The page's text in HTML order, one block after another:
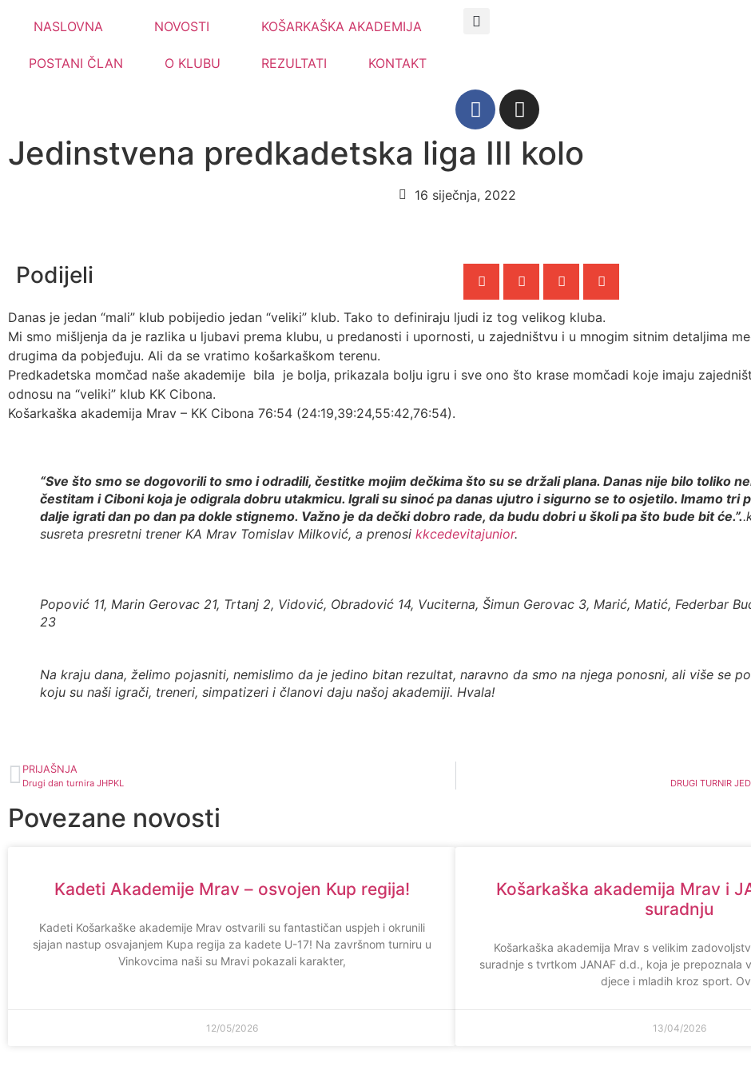
NASLOVNA NOVOSTI KOŠARKAŠKA AKADEMIJA
POSTANI ČLAN O KLUBU REZULTATI KONTAKT
Jedinstvena predkadetska liga III kolo
16 siječnja, 2022
Podijeli
Danas je jedan “mali” klub pobijedio jedan “veliki” klub. Tako to definiraju ljudi iz tog velikog kluba.
Mi smo mišljenja da je razlika u ljubavi prema klubu, u predanosti i upornosti, u zajedništvu i u mnogim sitnim detaljima
drugima da pobjeđuju. Ali da se vratimo košarkaškom terenu.
Predkadetska momčad naše akademije bila je bolja, prikazala bolju igru i sve ono što krase momčadi koje imaju
odnosu na “veliki” klub KK Cibona.
Košarkaška akademija Mrav – KK Cibona 76:54 (24:19,39:24,55:42,76:54).
“Sve što smo se dogovorili to smo i odradili, čestitke mojim dečkima što su se držali plana. Danas nije bilo toliko
čestitam i Ciboni koja je odigrala dobru utakmicu. Igrali su sinoć pa danas ujutro i sigurno se to osjetilo. Imamo tri
dalje igrati dan po dan pa dokle stignemo. Važno je da dečki dobro rade, da budu dobri u školi pa što bude bit će.”.
susreta presretni trener KA Mrav Tomislav Milković, a prenosi kkcedevitajunior.
Popović 11, Marin Gerovac 21, Trtanj 2, Vidović, Obradović 14, Vuciterna, Šimun Gerovac 3, Marić, Matić, Federbar
23
Na kraju dana, želimo pojasniti, nemislimo da je jedino bitan rezultat, naravno da smo na njega ponosni, ali više se
koju su naši igrači, treneri, simpatizeri i članovi daju našoj akademiji. Hvala!
PRIJAŠNJA
Drugi dan turnira JHPKL DRUGI TURNIR
Povezane novosti
Kadeti Akademije Mrav – osvojen Kup regija!
Kadeti Košarkaške akademije Mrav ostvarili su fantastičan uspjeh i okrunili
sjajan nastup osvajanjem Kupa regija za kadete U-17! Na završnom turniru u
Vinkovcima naši su Mravi pokazali karakter,
12/05/2026
Košarkaška akademija Mrav i
suradnju
Košarkaška akademija Mrav s velikim
suradnje s tvrtkom JANAF d.d., koja je prepoznala
djece i mladih kroz sport.
13/04/2026